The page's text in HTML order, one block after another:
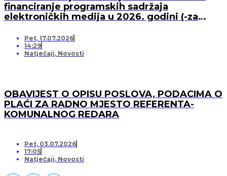
financiranje programskih sadržaja
elektroničkih medija u 2026. godini (-za
Pet, 17.07.2026
14:29
Natječaji, Novosti
OBAVIJEST O OPISU POSLOVA, PODACIMA O
PLAĆI ZA RADNO MJESTO REFERENTA-
KOMUNALNOG REDARA
Pet, 03.07.2026
17:05
Natječaji, Novosti